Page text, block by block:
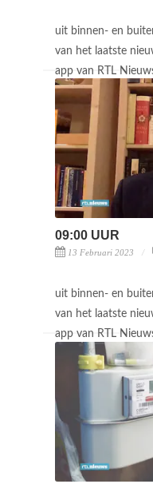
uit binnen- en
van het laatste
app van RTL
09:00 UUR
13 Februari 2023
uit binnen- en
van het laatste
app van RTL